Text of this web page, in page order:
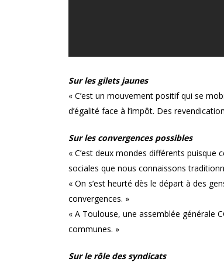
Sur les gilets jaunes
« C’est un mouvement positif qui se
d’égalité face à l’impôt. Des
Sur les convergences possibles
« C’est deux mondes différents
sociales que nous connaissons
« On s’est heurté dès le départ à des
convergences. »
« A Toulouse, une assemblée générale
communes. »
Sur le rôle des syndicats